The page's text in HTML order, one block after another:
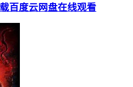
百度云网盘在线观看